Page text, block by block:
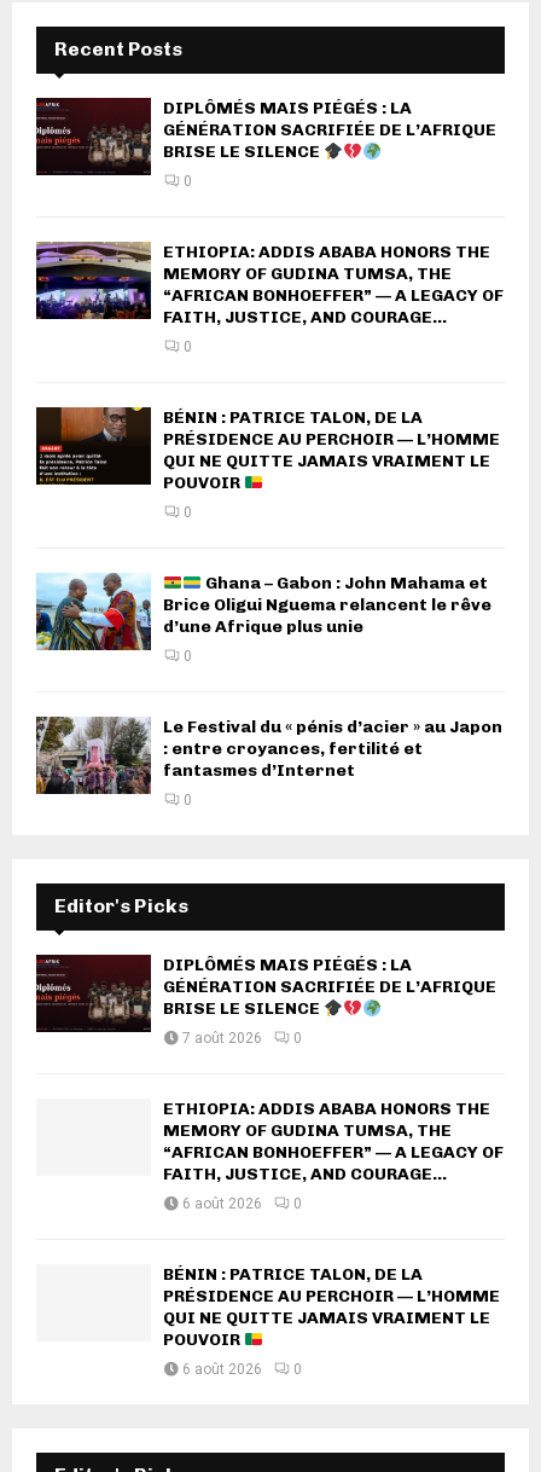
Recent Posts
DIPLÔMÉS MAIS PIÉGÉS : LA
GÉNÉRATION SACRIFIÉE DE L’AFRIQUE
BRISE LE SILENCE
0
ETHIOPIA: ADDIS ABABA HONORS THE
MEMORY OF GUDINA TUMSA, THE
“AFRICAN BONHOEFFER” — A LEGACY OF
FAITH, JUSTICE, AND COURAGE...
0
BÉNIN : PATRICE TALON, DE LA
PRÉSIDENCE AU PERCHOIR — L’HOMME
QUI NE QUITTE JAMAIS VRAIMENT LE
POUVOIR
0
Ghana – Gabon : John Mahama et
Brice Oligui Nguema relancent le rêve
d’une Afrique plus unie
0
Le Festival du « pénis d’acier » au Japon
: entre croyances, fertilité et
fantasmes d’Internet
0
Editor's Picks
DIPLÔMÉS MAIS PIÉGÉS : LA
GÉNÉRATION SACRIFIÉE DE L’AFRIQUE
BRISE LE SILENCE
7 août 2026 0
ETHIOPIA: ADDIS ABABA HONORS THE
MEMORY OF GUDINA TUMSA, THE
“AFRICAN BONHOEFFER” — A LEGACY OF
FAITH, JUSTICE, AND COURAGE...
6 août 2026 0
BÉNIN : PATRICE TALON, DE LA
PRÉSIDENCE AU PERCHOIR — L’HOMME
QUI NE QUITTE JAMAIS VRAIMENT LE
POUVOIR
6 août 2026 0